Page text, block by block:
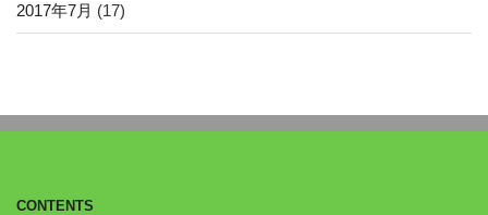
2017年7月 (17)
CONTENTS